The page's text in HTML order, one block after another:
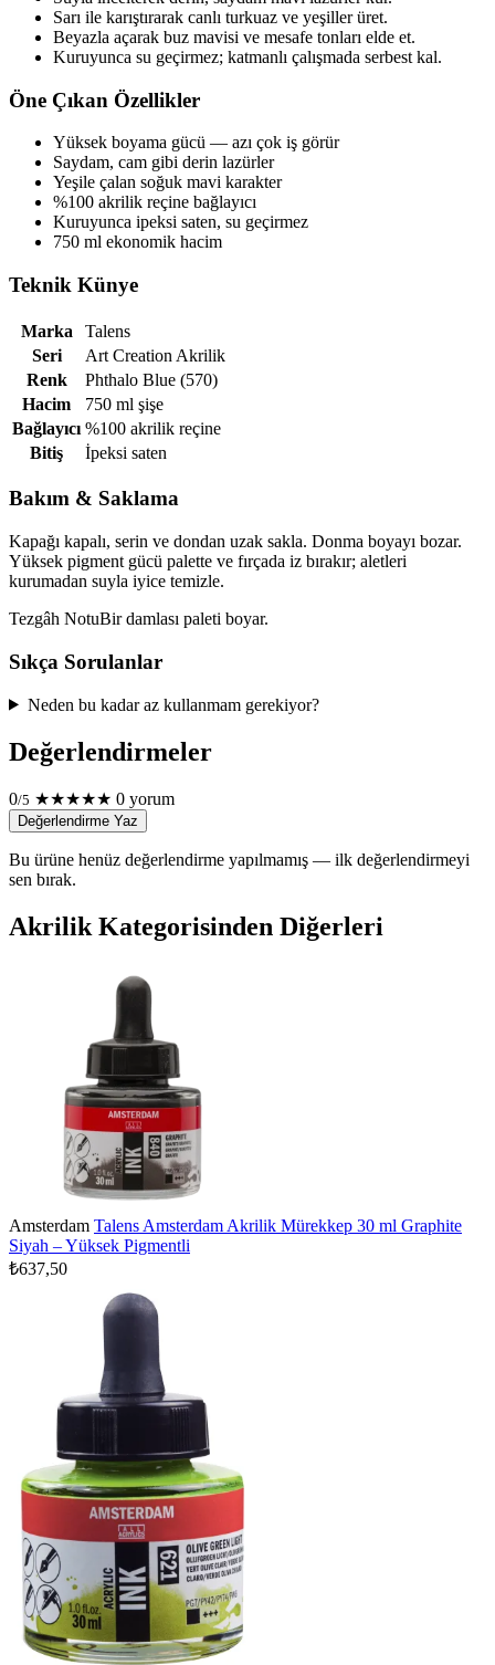
Sarı ile karıştırarak canlı turkuaz ve yeşiller üret.
Beyazla açarak buz mavisi ve mesafe tonları elde et.
Kuruyunca su geçirmez; katmanlı çalışmada serbest kal.
Öne Çıkan Özellikler
Yüksek boyama gücü — azı çok iş görür
Saydam, cam gibi derin lazürler
Yeşile çalan soğuk mavi karakter
%100 akrilik reçine bağlayıcı
Kuruyunca ipeksi saten, su geçirmez
750 ml ekonomik hacim
Teknik Künye
Marka
Talens
Seri
Art Creation Akrilik
Renk
Phthalo Blue (570)
Hacim
750 ml şişe
Bağlayıcı %100 akrilik reçine
Bitiş
İpeksi saten
Bakım & Saklama
Kapağı kapalı, serin ve dondan uzak sakla. Donma boyayı bozar.
Yüksek pigment gücü palette ve fırçada iz bırakır; aletleri
kurumadan suyla iyice temizle.
Tezgâh NotuBir damlası paleti boyar.
Sıkça Sorulanlar
Neden bu kadar az kullanmam gerekiyor?
Değerlendirmeler
0/5 ★★★★★ 0 yorum
Değerlendirme Yaz
Bu ürüne henüz değerlendirme yapılmamış — ilk değerlendirmeyi
sen bırak.
Akrilik Kategorisinden Diğerleri
Amsterdam Talens Amsterdam Akrilik Mürekkep 30 ml Graphite
Siyah – Yüksek Pigmentli
₺637,50